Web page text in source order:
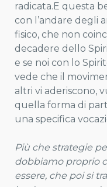
radicata.E questa
con l’andare degli
fisico, che non
decadere dello
e se noi con lo
vede che il
altri vi aderiscono,
quella forma di
una specifica
Più che strategie
dobbiamo proprio
essere, che poi si